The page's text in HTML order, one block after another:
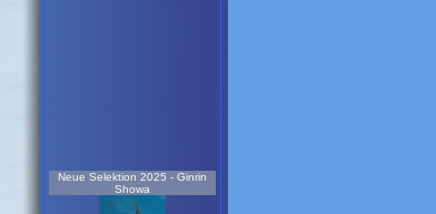
Neue Selektion 2025 - Ginrin
Showa